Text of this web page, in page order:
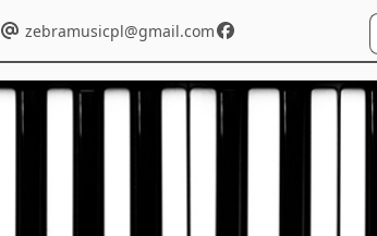
zebramusicpl@gmail.com